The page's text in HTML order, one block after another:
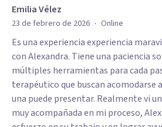
Emilia Vélez
23 de febrero de 2026 · Online
Es una experiencia experiencia
con Alexandra. Tiene una paciencia
múltiples herramientas para cada
terapéutico que buscan acomodarse
una puede presentar. Realmente vi
muy acompañada en mi proceso,